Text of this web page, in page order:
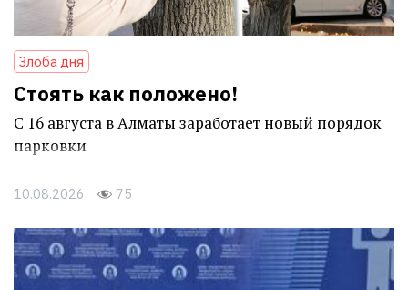
Злоба дня
Стоять как положено!
С 16 августа в Алматы заработает новый порядок
парковки
10.08.2026 75